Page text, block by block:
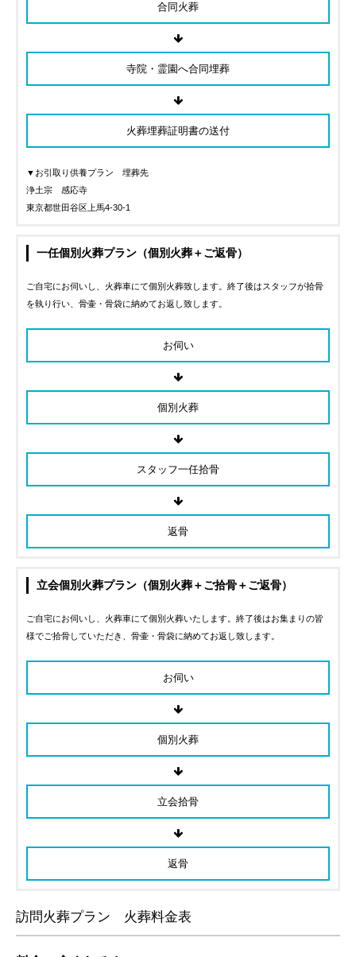
合同火葬
寺院・霊園へ合同埋葬
火葬埋葬証明書の送付
▼お引取り供養プラン 埋葬先
浄土宗 感応寺
東京都世田谷区上馬4-30-1
一任個別火葬プラン（個別火葬＋ご返骨）
ご自宅にお伺いし、火葬車にて個別火葬致します。終了後はスタッフが拾骨
を執り行い、骨壷・骨袋に納めてお返し致します。
お伺い
個別火葬
スタッフ一任拾骨
返骨
立会個別火葬プラン（個別火葬＋ご拾骨＋ご返骨）
ご自宅にお伺いし、火葬車にて個別火葬いたします。終了後はお集まりの皆
様でご拾骨していただき、骨壷・骨袋に納めてお返し致します。
お伺い
個別火葬
立会拾骨
返骨
訪問火葬プラン 火葬料金表